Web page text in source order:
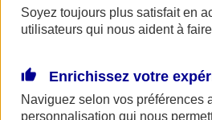
Soyez toujours plus satisfait en
utilisateurs qui nous aident à
Enrichissez votre
Naviguez selon vos préférences
personnalisation qui nous